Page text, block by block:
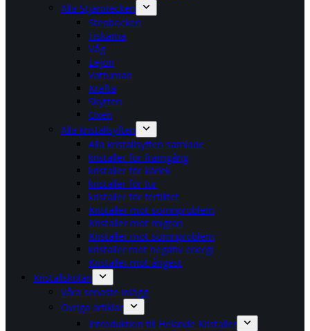
Alla Stjärntecken
Stenbocken
Fiskarna
Våg
Lejon
Vattuman
Kräfta
Skytten
Oxen
Alla kristallsyften
Alla kristallsyften samlade
kristaller för framgång
kristaller för kärlek
kristaller för tur
kristaller för fertilitet
Kristaller mot sömnproblem
Kristaller mot migrän
Kristaller mot sömnproblem
kristaller mot negativ energi
Kristaller mot ångest
Kristallskolan
Våra senaste inlägg
Övriga artiklar
Introduktion till Helande Kristaller